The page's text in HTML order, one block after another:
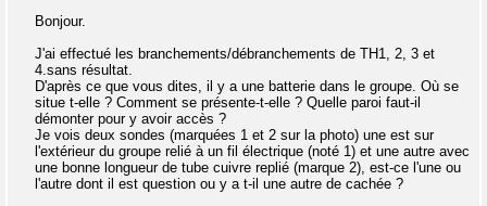
Bonjour.
J'ai effectué les branchements/débranchements de TH1, 2, 3 et
4.sans résultat.
D'après ce que vous dites, il y a une batterie dans le groupe. Où se
situe t-elle ? Comment se présente-t-elle ? Quelle paroi faut-il
démonter pour y avoir accès ?
Je vois deux sondes (marquées 1 et 2 sur la photo) une est sur
l'extérieur du groupe relié à un fil électrique (noté 1) et une autre avec
une bonne longueur de tube cuivre replié (marque 2), est-ce l'une ou
l'autre dont il est question ou y a t-il une autre de cachée ?